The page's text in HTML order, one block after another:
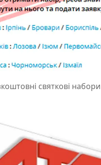
святкові